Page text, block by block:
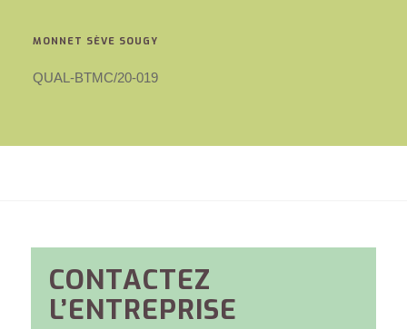
MONNET SÈVE SOUGY
QUAL-BTMC/20-019
CONTACTEZ
L’ENTREPRISE